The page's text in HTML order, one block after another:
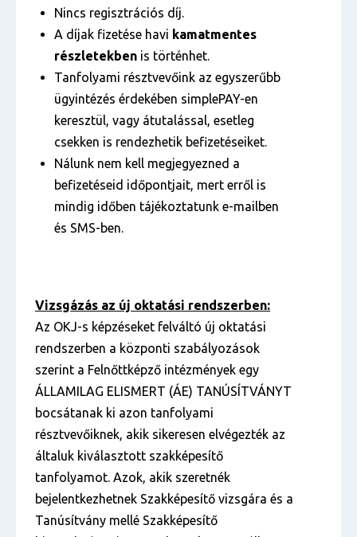
Nincs regisztrációs díj.
A díjak fizetése havi kamatmentes
részletekben is történhet.
Tanfolyami résztvevőink az egyszerűbb
ügyintézés érdekében simplePAY-en
keresztül, vagy átutalással, esetleg
csekken is rendezhetik befizetéseiket.
Nálunk nem kell megjegyezned a
befizetéseid időpontjait, mert erről is
mindig időben tájékoztatunk e-mailben
és SMS-ben.
Vizsgázás az új oktatási rendszerben:
Az OKJ-s képzéseket felváltó új oktatási
rendszerben a központi szabályozások
szerint a Felnőttképző intézmények egy
ÁLLAMILAG ELISMERT (ÁE) TANÚSÍTVÁNYT
bocsátanak ki azon tanfolyami
résztvevőiknek, akik sikeresen elvégezték az
általuk kiválasztott szakképesítő
tanfolyamot. Azok, akik szeretnék
bejelentkezhetnek Szakképesítő vizsgára és a
Tanúsítvány mellé Szakképesítő